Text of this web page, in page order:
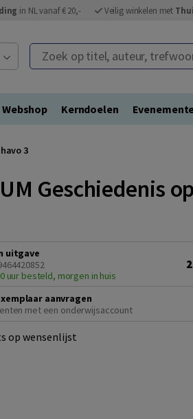
in NL vanaf € 20,- Veilig winkelen met
Zoek op titel, auteur, trefwoord of
Webshop Kerndoelen
3
Geschiedenis
uitgave
uur besteld, morgen in huis
aanvragen
met een onderwijsaccount
op wensenlijst